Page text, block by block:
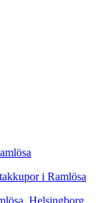
i Ramlösa
Helsingborg